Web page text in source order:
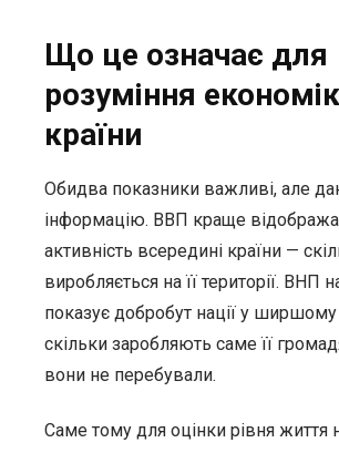
Що це означає для
розуміння
країни
Обидва показники важливі, але
інформацію. ВВП краще
активність всередині країни —
виробляється на її території. ВНП
показує добробут нації у ширшому
скільки заробляють саме її
вони не перебували.
Саме тому для оцінки рівня життя